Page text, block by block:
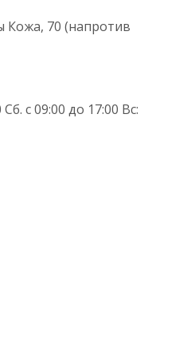
70 (напротив
с 09:00 до 17:00 Вс: